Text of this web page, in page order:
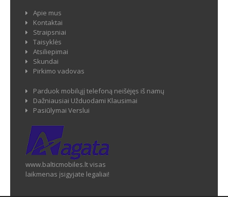
Apie mus
Kontaktai
Straipsniai
Taisyklės
Atsiliepimai
Skundai
Pirkimo vadovas
Parduok mobilųjį telefoną neišėjęs iš namų
Dažniausiai Užduodami Klausimai
Pasiūlymai Verslui
www.balticmobiles.lt visas
laikmenas įsigyjate legaliai!